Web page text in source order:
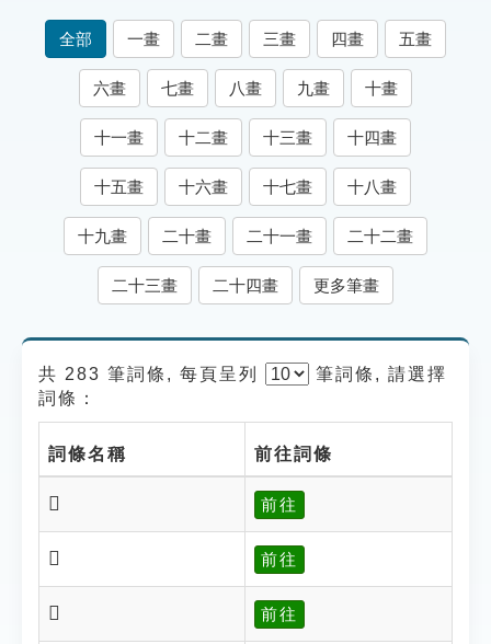
索引選單
知識索引
單字索引
生命大百科索引
遊戲專區
貓頭鷹博士
全部 一畫 二畫 三畫 四畫 五畫
六畫 七畫 八畫 九畫 十畫
十一畫 十二畫 十三畫 十四畫
十五畫 十六畫 十七畫 十八畫
十九畫 二十畫 二十一畫 二十二畫
二十三畫 二十四畫 更多筆畫
共 283 筆詞條, 每頁呈列 筆詞條, 請選擇
詞條：
詞條名稱 前往詞條
𤚵 前往
𤚯 前往
𤚰 前往